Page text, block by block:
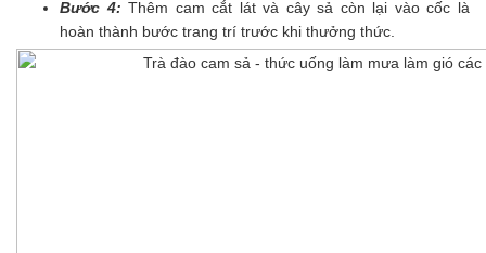
Bước 4: Thêm cam cắt lát và cây sả còn lại vào cốc là
hoàn thành bước trang trí trước khi thưởng thức.